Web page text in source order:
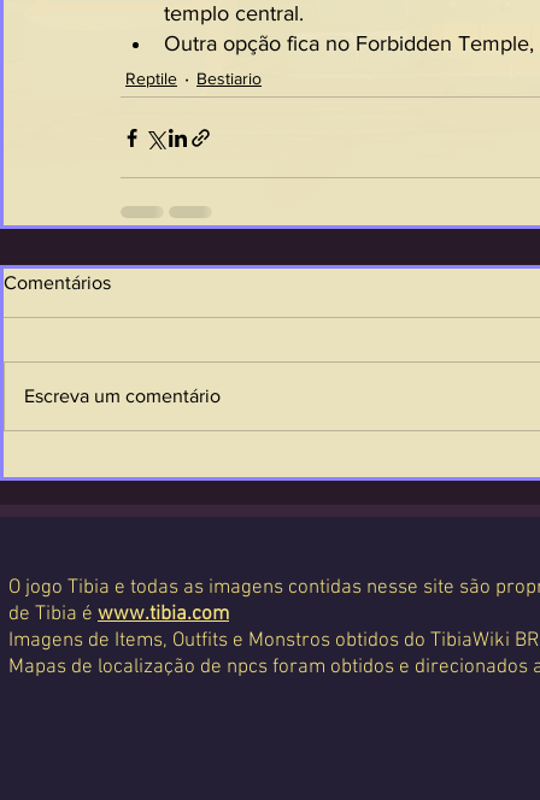
templo central.
Outra opção fica no Forbidden
Reptile Bestiario
Comentários
Escreva um comentário
O jogo Tibia e todas as imagens contidas nesse site são
de Tibia é www.tibia.com
Imagens de Items, Outfits e Monstros obtidos do TibiaWiki
Mapas de localização de npcs foram obtidos e direcionados